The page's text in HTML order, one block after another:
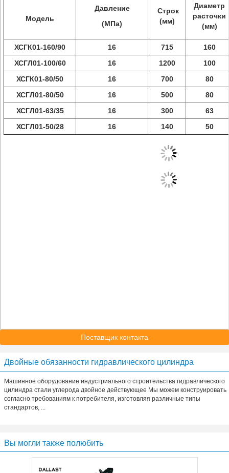
Модель
Давление
(МПа)
Строк
(мм)
Диаметр
расточки
(мм)
ХСГК01-160/90 16 715
160
ХСГЛ01-100/60
16 1200
100
ХСГК01-80/50
16 700
80
ХСГЛ01-80/50
16 500
80
ХСГЛ01-63/35
16 300
63
ХСГЛ01-50/28
16 140 50
Поставщик контакта
Двойные обязанности гидравлического цилиндра
Машинное оборудование индустриального строительства гидравлического
цилиндра стали углерода двойное действующее Мы можем конструировать
согласно требованиям к потребителя, изготовляя различные типы
стандартов, ...
Вы могли также полюбить